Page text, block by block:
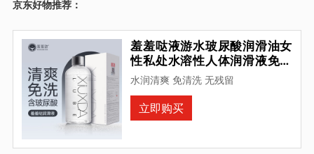
京东好物推荐：
羞羞哒液游水玻尿酸润滑油女
性私处水溶性人体润滑液免洗
不残留女用润滑剂液夫妻房事
液120g+情趣伴侣包
水润清爽 免清洗 无残留
立即购买